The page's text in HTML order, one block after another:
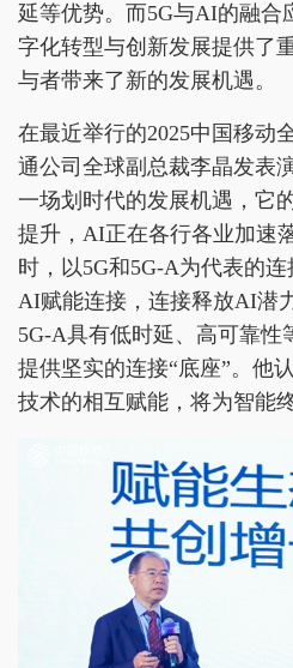
延等优势。而5G与AI的融合
字化转型与创新发展提供了
与者带来了新的发展机遇。
在最近举行的2025中国移动
通公司全球副总裁李晶发表
一场划时代的发展机遇，它
提升，AI正在各行各业加速
时，以5G和5G-A为代表的连
AI赋能连接，连接释放AI潜
5G-A具有低时延、高可靠性
提供坚实的连接“底座”。他
技术的相互赋能，将为智能